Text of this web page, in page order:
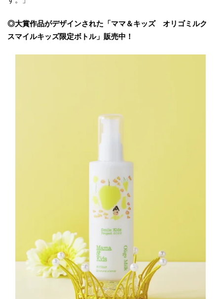
◎大賞作品がデザインされた「ママ＆キッズ オリゴミルク
スマイルキッズ限定ボトル」販売中！